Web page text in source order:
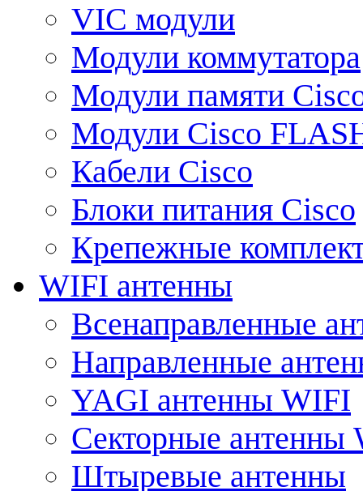
VIC модули
Модули коммутатора
Модули памяти
Модули Cisco
Кабели Cisco
Блоки питания Cisco
Крепежные
WIFI антенны
Всенаправленные
Направленные
YAGI антенны WIFI
Секторные антенны
Штыревые антенны